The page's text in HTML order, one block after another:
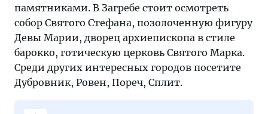
памятниками. В Загребе стоит осмотреть
собор Святого Стефана, позолоченную фигуру
Девы Марии, дворец архиепископа в стиле
барокко, готическую церковь Святого Марка.
Среди других интересных городов посетите
Дубровник, Ровен, Пореч, Сплит.